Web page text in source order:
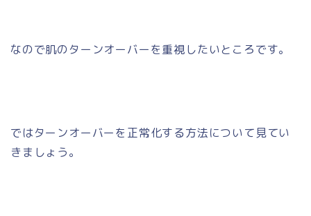
なので肌のターンオーバーを重視したいところです。
ではターンオーバーを正常化する方法について見てい
きましょう。